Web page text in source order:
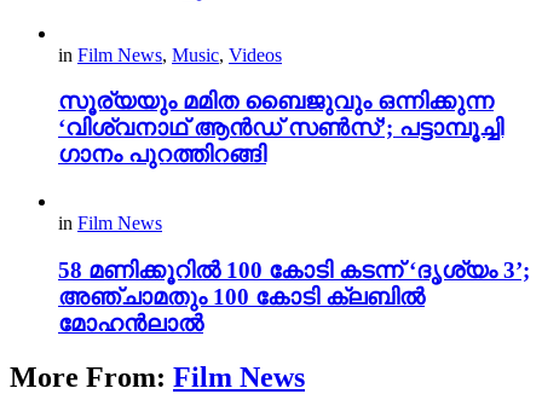
in Film News, Music, Videos
സൂര്യയും മമിത ബൈജുവും ഒന്നിക്കുന്ന
‘വിശ്വനാഥ് ആൻഡ് സൺസ്’; പട്ടാമ്പൂച്ചി
ഗാനം പുറത്തിറങ്ങി
in Film News
58 മണിക്കൂറിൽ 100 കോടി കടന്ന് ‘ദൃശ്യം 3’;
അഞ്ചാമതും 100 കോടി ക്ലബിൽ
മോഹൻലാൽ
More From: Film News